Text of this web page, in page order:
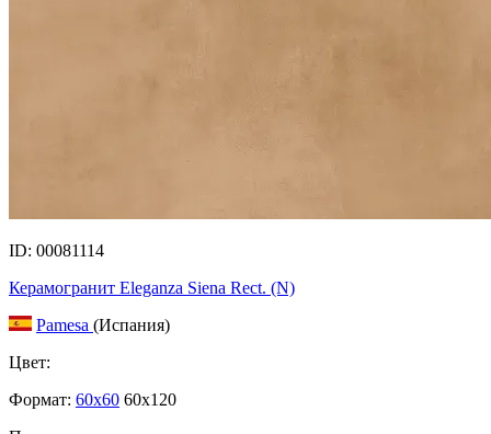
ID: 00081114
Керамогранит Eleganza Siena Rect. (N)
Pamesa (Испания)
Цвет:
Формат: 60x60 60x120